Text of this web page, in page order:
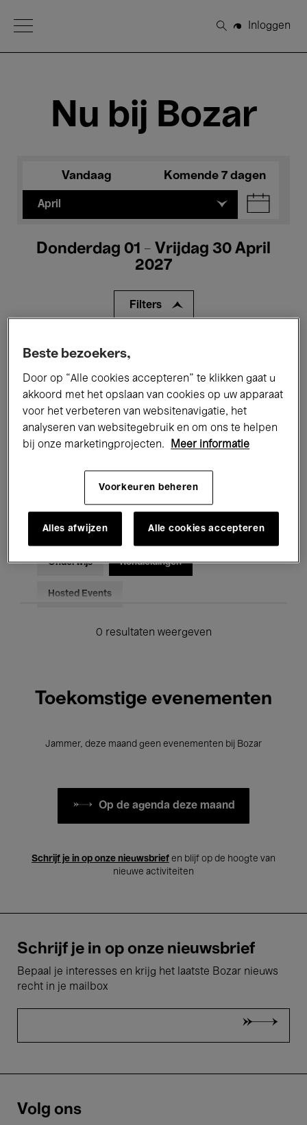
Open Menu
Zoeken
Inloggen
Nu bij Bozar
Vandaag Komende 7 dagen
April
Donderdag 01 - Vrijdag 30 April
2027
Filters
Alle evenementen
Tentoonstellingen Films
Performances Lezingen & Debatten
Jazz Klassieke Muziek Global Music
Voor iedereen Kids’ Palace
Onderwijs Rondleidingen
Hosted Events
0 resultaten weergeven
Toekomstige evenementen
Jammer, deze maand geen evenementen bij Bozar
Op de agenda deze maand
Schrijf je in op onze nieuwsbrief en blijf op de hoogte van
nieuwe activiteiten
Schrijf je in op onze nieuwsbrief
Bepaal je interesses en krijg het laatste Bozar nieuws
recht in je mailbox
Volg ons
Beste bezoekers,
Door op “Alle cookies accepteren” te klikken gaat u
akkoord met het opslaan van cookies op uw apparaat
voor het verbeteren van websitenavigatie, het
analyseren van websitegebruik en om ons te helpen
bij onze marketingprojecten.
Meer informatie
Voorkeuren beheren
Alles afwijzen Alle cookies accepteren